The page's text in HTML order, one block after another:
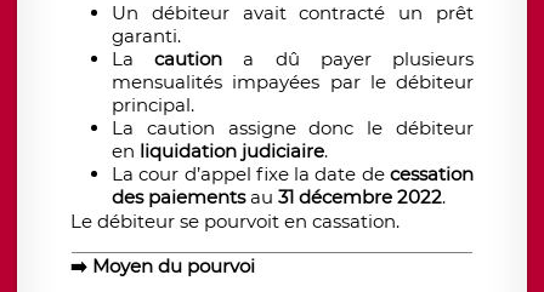
Un débiteur avait contracté un prêt
garanti.
Lacaution a dû payer plusieurs
mensualités impayées par le débiteur
principal.
La caution assigne donc le débiteur
en liquidation judiciaire.
La cour d’appel fixe la date de cessation
des paiementsau 31 décembre 2022.
Le débiteur se pourvoit en cassation.
➡️ Moyen du pourvoi